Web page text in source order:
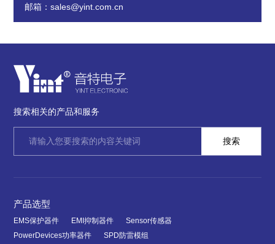
邮箱：sales@yint.com.cn
搜索相关的产品和服务
产品选型
EMS保护器件 EMI抑制器件
Sensor传感器
PowerDevices功率器件
SPD防雷模组